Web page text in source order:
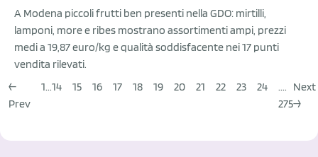
A Modena piccoli frutti ben presenti nella GDO: mirtilli,
lamponi, more e ribes mostrano assortimenti ampi, prezzi
medi a 19,87 euro/kg e qualità soddisfacente nei 17 punti
vendita rilevati.
←
Prev
1...14 15 16 17 18 19 20 21 22 23 24
....
275
Next
→